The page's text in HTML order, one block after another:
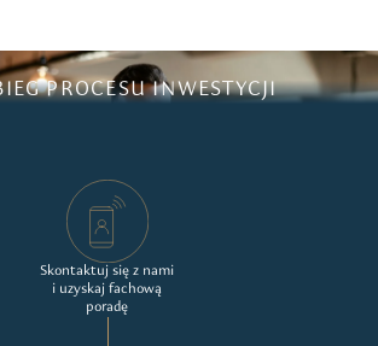
PROCESU INWESTYCJI
Skontaktuj się z nami
i uzyskaj fachową
poradę